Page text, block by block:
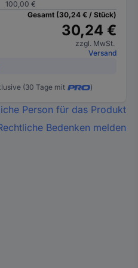
100,00 €
Gesamt (30,24 € / Stück)
30,24 €
zzgl. MwSt.
Versand
(30 Tage mit )
Person für das Produkt
Bedenken melden